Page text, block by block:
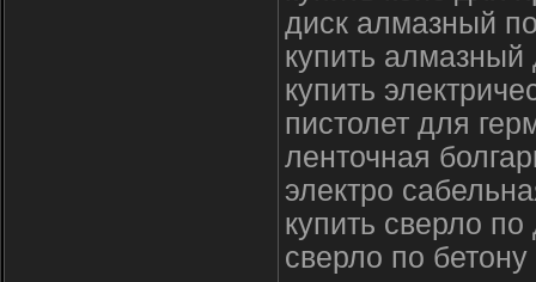
диск алмазный
купить алмазный
купить
пистолет для
ленточная
электро
купить сверло
сверло по бетону